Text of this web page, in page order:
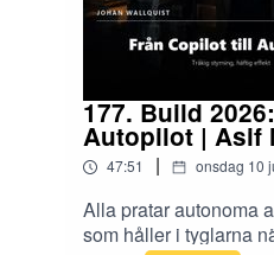
06:40 Vad avgör om
organisationen
09:00 Förbi chatboten –
14:20 Autonom drift: vad
praktiken
20:00 Agentisk
utvecklingslivscykeln
177. Build
Autopilot | Asif
47:51 | onsdag 10
Alla pratar autonoma
som håller i tyglarna